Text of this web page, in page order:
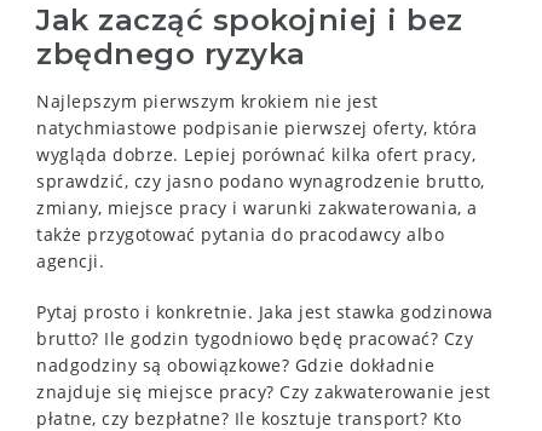
Jak zacząć spokojniej i bez
zbędnego ryzyka
Najlepszym pierwszym krokiem nie jest
natychmiastowe podpisanie pierwszej oferty, która
wygląda dobrze. Lepiej porównać kilka ofert pracy,
sprawdzić, czy jasno podano wynagrodzenie brutto,
zmiany, miejsce pracy i warunki zakwaterowania, a
także przygotować pytania do pracodawcy albo
agencji.
Pytaj prosto i konkretnie. Jaka jest stawka godzinowa
brutto? Ile godzin tygodniowo będę pracować? Czy
nadgodziny są obowiązkowe? Gdzie dokładnie
znajduje się miejsce pracy? Czy zakwaterowanie jest
płatne, czy bezpłatne? Ile kosztuje transport? Kto